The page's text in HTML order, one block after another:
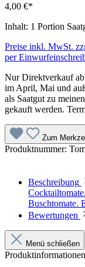
4,00 €*
Inhalt: 1 Portion
Preise inkl. MwSt.
per
Nur Direktverkauf
im April, Mai und
als Saatgut zu
gekauft werden.
Zum
Produktnummer:
Beschreibung
Buschtomate.
Bewertungen
Menü schließen